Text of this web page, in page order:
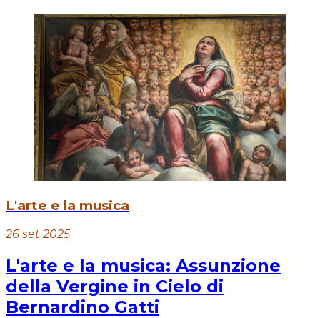
L'arte e la musica
26 set 2025
L'arte e la musica: Assunzione
della Vergine in Cielo di
Bernardino Gatti